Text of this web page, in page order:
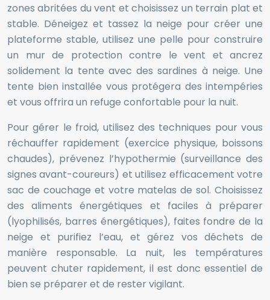
zones abritées du vent et choisissez un terrain plat et
stable. Déneigez et tassez la neige pour créer une
plateforme stable, utilisez une pelle pour construire
un mur de protection contre le vent et ancrez
solidement la tente avec des sardines à neige. Une
tente bien installée vous protégera des intempéries
et vous offrira un refuge confortable pour la nuit.
Pour gérer le froid, utilisez des techniques pour vous
réchauffer rapidement (exercice physique, boissons
chaudes), prévenez l’hypothermie (surveillance des
signes avant-coureurs) et utilisez efficacement votre
sac de couchage et votre matelas de sol. Choisissez
des aliments énergétiques et faciles à préparer
(lyophilisés, barres énergétiques), faites fondre de la
neige et purifiez l’eau, et gérez vos déchets de
manière responsable. La nuit, les températures
peuvent chuter rapidement, il est donc essentiel de
bien se préparer et de rester vigilant.